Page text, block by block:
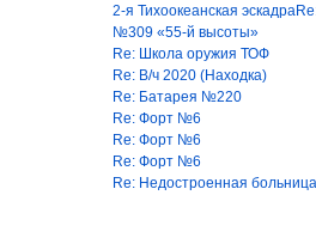
2-я Тихоокеанская
№309 «55-й высоты»
Re: Школа оружия ТОФ
Re: В/ч 2020 (Находка)
Re: Батарея №220
Re: Форт №6
Re: Форт №6
Re: Форт №6
Re: Недостроенная больница